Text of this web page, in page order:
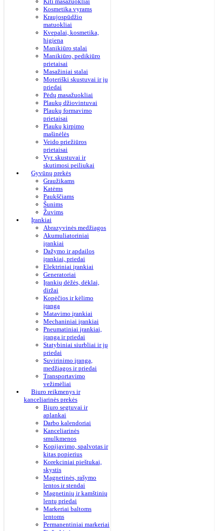
Kosmetika vyrams
Kraujospūdžio
matuokliai
Kvepalai, kosmetika,
higiena
Manikiūro stalai
Manikiūro, pedikiūro
prietaisai
Masažiniai stalai
Moteriški skustuvai ir jų
priedai
Pėdų masažuokliai
Plaukų džiovintuvai
Plaukų formavimo
prietaisai
Plaukų kirpimo
mašinėlės
Veido priežiūros
prietaisai
Vyr. skustuvai ir
skutimosi peiliukai
Gyvūnų prekės
Graužikams
Katėms
Paukščiams
Šunims
Žuvims
Įrankiai
Abrazyvinės medžiagos
Akumuliatoriniai
įrankiai
Dažymo ir apdailos
įrankiai, priedai
Elektriniai įrankiai
Generatoriai
Įrankių dėžės, dėklai,
diržai
Kopėčios ir kėlimo
įranga
Matavimo įrankiai
Mechaniniai įrankiai
Pneumatiniai įrankiai,
įranga ir priedai
Statybiniai siurbliai ir jų
priedai
Suvirinimo įranga,
medžiagos ir priedai
Transportavimo
vežimėliai
Biuro reikmenys ir
kanceliarinės prekės
Biuro segtuvai ir
aplankai
Darbo kalendoriai
Kanceliarinės
smulkmenos
Kopijavimo, spalvotas ir
kitas popierius
Korekciniai pieštukai,
skystis
Magnetinės, rašymo
lentos ir stendai
Magnetinių ir kamštinių
lentų priedai
Markeriai baltoms
lentoms
Permanentiniai markeriai